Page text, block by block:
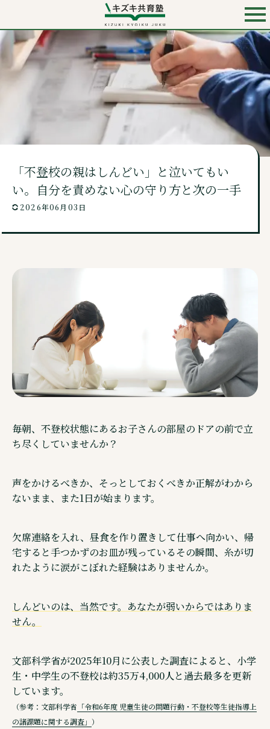
お電話での入会・見学・料金のお問い合わせは
0120-501-858 （無料）
キズキ共育塾 TOP
キズキとは？
料金・コース
ご相談・見学予約・資料
企業情報
Other Service その他サービスのご案内
通信制高校サポート校・キズキ高等学院
ウェブメディア・不登校オンライン
オンラインコミュニティ・親コミュ
SNS 公式アカウントのご紹介
©株式会社キズキ. ALL rights reserved.
「不登校の親はしんどい」と泣いてもい
い。自分を責めない心の守り方と次の一手
2026年06月03日
毎朝、不登校状態にあるお子さんの部屋のドアの前で立
ち尽くしていませんか？
声をかけるべきか、そっとしておくべきか正解がわから
ないまま、また1日が始まります。
欠席連絡を入れ、昼食を作り置きして仕事へ向かい、帰
宅すると手つかずのお皿が残っているその瞬間、糸が切
れたように涙がこぼれた経験はありませんか。
しんどいのは、当然です。あなたが弱いからではありま
せん。
文部科学省が2025年10月に公表した調査によると、小学
生・中学生の不登校は約35万4,000人と過去最多を更新
しています。
（参考：文部科学省 「令和6年度 児童生徒の問題行動・不登校等生徒指導上
の諸課題に関する調査」 ）